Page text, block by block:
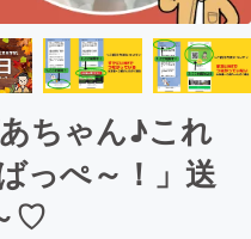
ちゃん♪これ
っぺ～！」送
♡